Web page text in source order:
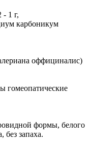
- 1 г,
карбоникум
оффициналис)
гомеопатические
формы, белого
запаха.